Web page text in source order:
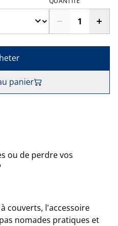
panier
ou de perdre vos
couverts, l'accessoire
nomades pratiques et